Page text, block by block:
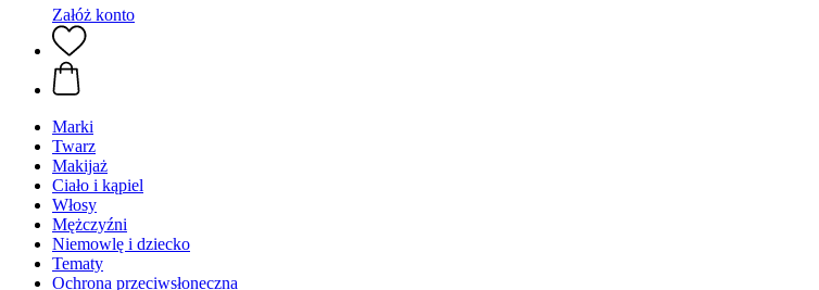
Załóż konto
Marki
Twarz
Makijaż
Ciało i kąpiel
Włosy
Mężczyźni
Niemowlę i dziecko
Tematy
Ochrona przeciwsłoneczna